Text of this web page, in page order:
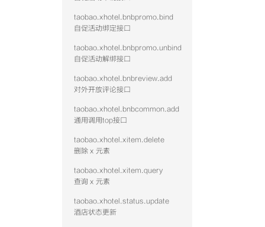
taobao.xhotel.bnbpromo.bind
自促活动绑定接口
taobao.xhotel.bnbpromo.unbind
自促活动解绑接口
taobao.xhotel.bnbreview.add
对外开放评论接口
taobao.xhotel.bnbcommon.add
通用调用top接口
taobao.xhotel.xitem.delete
删除 x 元素
taobao.xhotel.xitem.query
查询 x 元素
taobao.xhotel.status.update
酒店状态更新